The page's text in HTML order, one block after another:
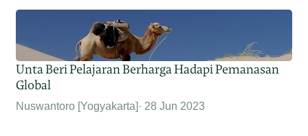
Unta Beri Pelajaran Berharga Hadapi Pemanasan
Global
Nuswantoro [Yogyakarta] 28 Jun 2023